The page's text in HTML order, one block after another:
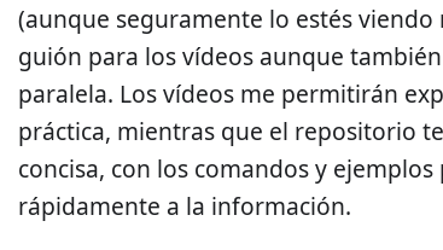
(aunque seguramente lo estés
guión para los vídeos aunque
paralela. Los vídeos me permitirán
práctica, mientras que el repositorio
concisa, con los comandos y
rápidamente a la información.